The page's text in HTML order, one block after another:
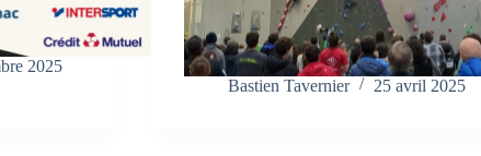
2025
Bastien Tavernier 25 avril 2025